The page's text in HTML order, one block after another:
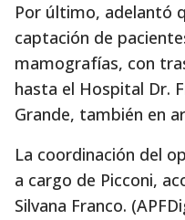
Por último, adelantó
captación de
mamografías, con
hasta el Hospital Dr.
Grande, también en
La coordinación del
a cargo de Picconi,
Silvana Franco.